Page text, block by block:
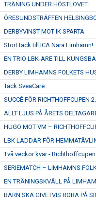
TRÄNING UNDER HÖSTLOVET
ÖRESUNDSTRÄFFEN
DERBYVINST MOT IK SPARTA
Stort tack till ICA Nära Limhamn!
EN TRIO LBK-ARE TILL
DERBY LIMHAMNS FOLKETS
Tack SveaCare
SUCCÉ FÖR RICHTHOFFCUPEN
ALLT LJUS PÅ ÅRETS
HUGO MOT VM –
LBK LADDAR FÖR
Två veckor kvar -
SERIEMATCH – LIMHAMNS
EN TRÄNINGSKVÄLL PÅ
BARN SKA GIVETVIS RÖRA PÅ